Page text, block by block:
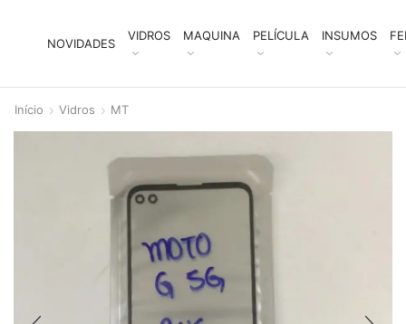
NOVIDADES
VIDROS MAQUINA PELÍCULA INSUMOS
Início Vidros MT